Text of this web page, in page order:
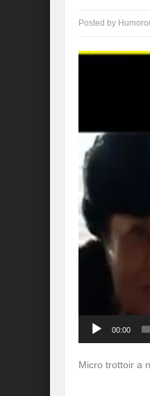
Posted by
Lecteur
00:00
Micro trottoir a